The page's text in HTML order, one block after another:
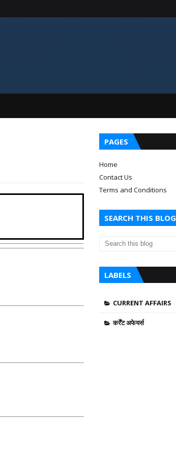
PAGES
Home
Contact Us
Terms and Conditions
SEARCH THIS BLOG
LABELS
CURRENT AFFAIRS
कर्रेंट अफेयर्स